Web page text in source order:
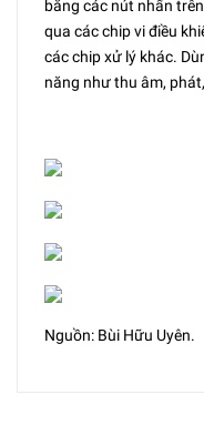
bằng các nút nhấn
qua các chip vi điều
các chip xử lý khác.
năng như thu âm,
Nguồn: Bùi Hữu Uyên.